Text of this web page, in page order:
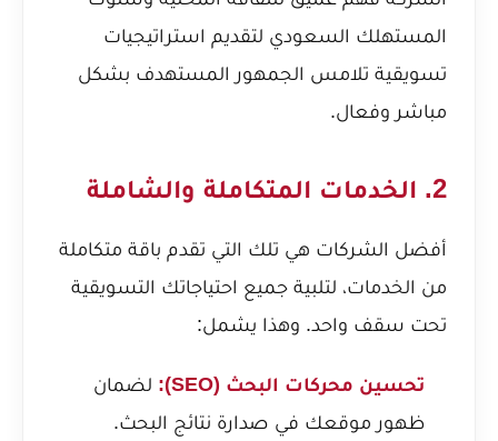
المستهلك السعودي لتقديم استراتيجيات
تسويقية تلامس الجمهور المستهدف بشكل
مباشر وفعال.
2. الخدمات المتكاملة والشاملة
أفضل الشركات هي تلك التي تقدم باقة متكاملة
من الخدمات، لتلبية جميع احتياجاتك التسويقية
تحت سقف واحد. وهذا يشمل:
تحسين محركات البحث (SEO):
لضمان
ظهور موقعك في صدارة نتائج البحث.